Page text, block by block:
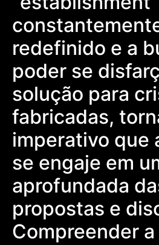
redefinido e a
poder se
solução para
fabricadas,
imperativo que
se engaje em
aprofundada
propostas e
Compreender